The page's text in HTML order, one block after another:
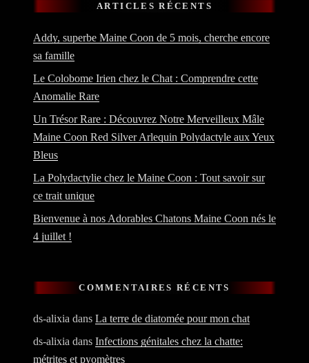
ARTICLES RÉCENTS
Addy, superbe Maine Coon de 5 mois, cherche encore
sa famille
Le Colobome Irien chez le Chat : Comprendre cette
Anomalie Rare
Un Trésor Rare : Découvrez Notre Merveilleux Mâle
Maine Coon Red Silver Arlequin Polydactyle aux Yeux
Bleus
La Polydactylie chez le Maine Coon : Tout savoir sur
ce trait unique
Bienvenue à nos Adorables Chatons Maine Coon nés le
4 juillet !
COMMENTAIRES RÉCENTS
ds-alixia dans La terre de diatomée pour mon chat
ds-alixia dans Infections génitales chez la chatte:
métrites et pyomètres